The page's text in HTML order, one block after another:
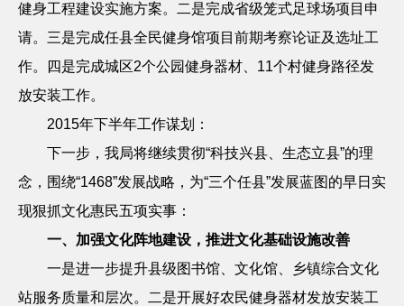
健身工程建设实施方案。二是完成省级笼式足球场项目申
请。三是完成任县全民健身馆项目前期考察论证及选址工
作。四是完成城区2个公园健身器材、 11个村健身路径发
放安装工作。
2015年下半年工作谋划：
下一步，我局将继续贯彻“科技兴县、生态立县”的理
念，围绕“1468”发展战略，为“三个任县”发展蓝图的早日实
现狠抓文化惠民五项实事：
一、加强文化阵地建设，推进文化基础设施改善
一是进一步提升县级图书馆、文化馆、乡镇综合文化
站服务质量和层次。二是开展好农民健身器材发放安装工